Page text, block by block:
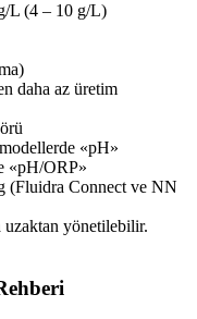
L (4 – 10 g/L)
daha az üretim
«pH»
«pH/ORP»
(Fluidra Connect ve NN
uzaktan yönetilebilir.